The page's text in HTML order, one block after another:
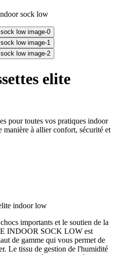
sock low
elite
pour toutes vos pratiques indoor
manière à allier confort, sécurité et
indoor low
importants et le soutien de la
INDOOR SOCK LOW est
de gamme qui vous permet de
Le tissu de gestion de l'humidité